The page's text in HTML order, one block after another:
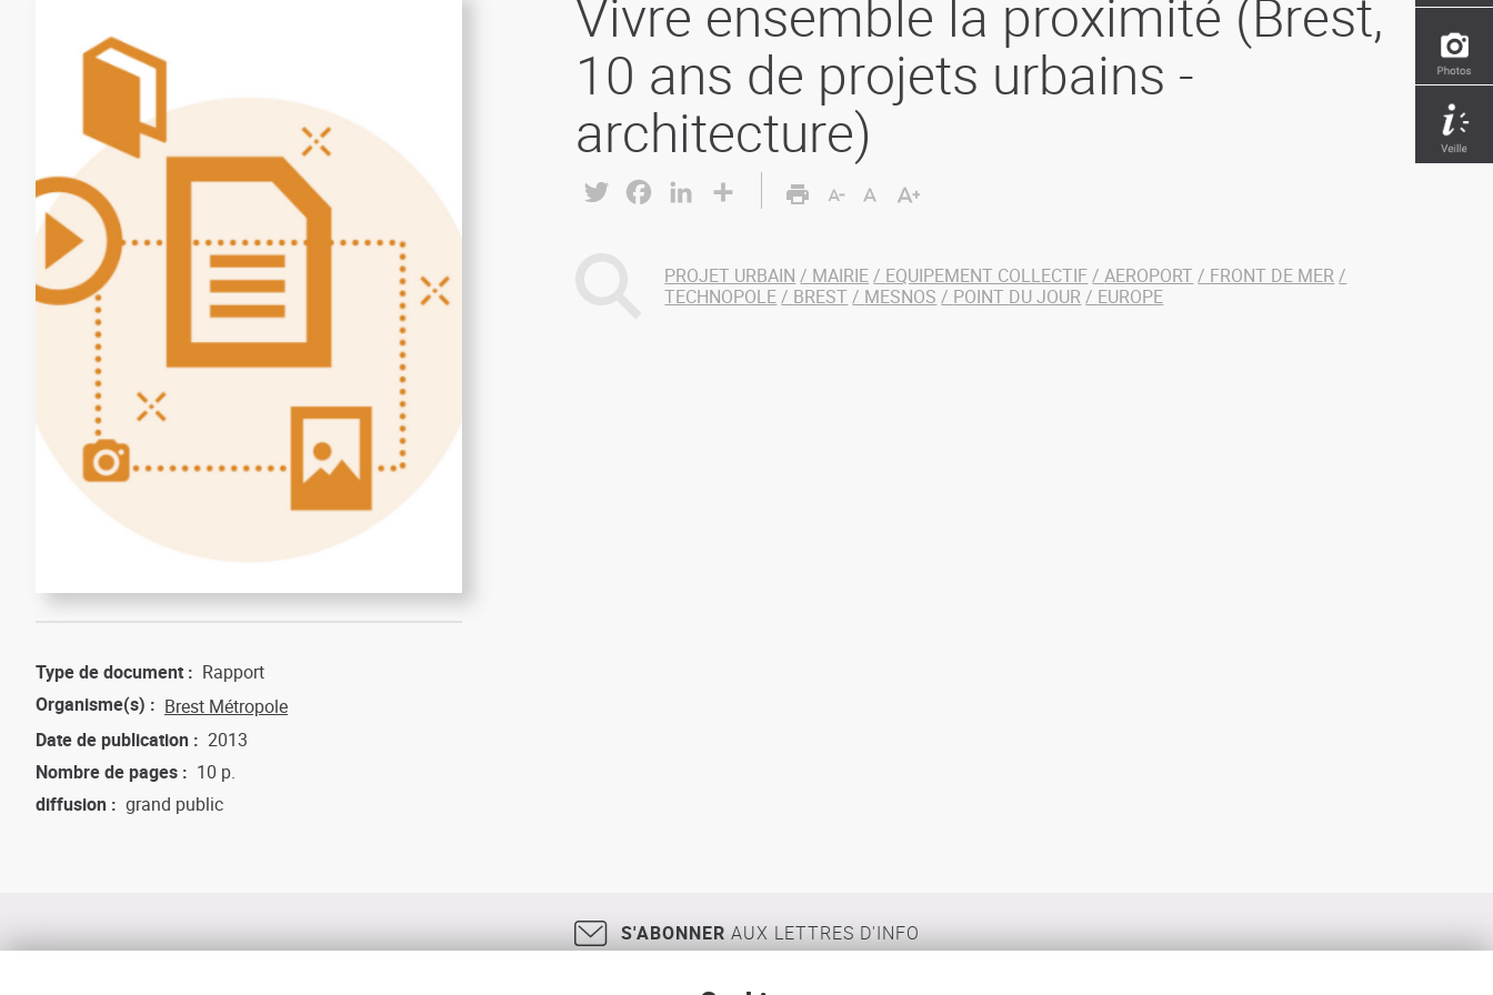
Vivre ensemble la proximité (Brest,
10 ans de projets urbains -
architecture)
Twitter FacebookLinkedIn
PROJET URBAIN MAIRIE EQUIPEMENT COLLECTIF AEROPORT
FRONT DE MER
TECHNOPOLE
BREST MESNOS POINT DU JOUR EUROPE
Type de document
Rapport
Organisme(s)
Brest Métropole
Date de publication
2013
Nombre de pages
10 p.
diffusion
grand public
S'ABONNER AUX LETTRES D'INFO